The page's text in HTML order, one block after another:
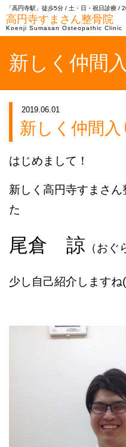
「高円寺駅」徒歩5分 / 土・日・祝日診療 /
高円寺すまさん整骨院
Koenji Sumasan Osteopathic Clinic
新しく仲間
2019.06.01
新しく仲間入
はじめまして！
新しく高円寺すまさ
た
尾倉 諒 （お
少し自己紹介しますね